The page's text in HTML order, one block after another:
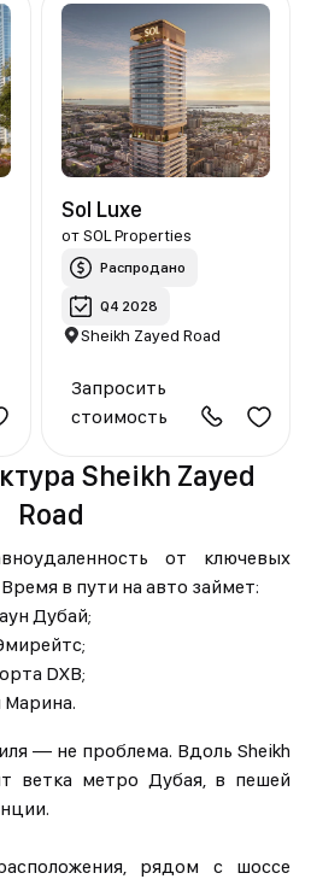
Sol Luxe
от SOL Properties
Распродано
Q4 2028
Sheikh Zayed Road
Запросить
стоимость
Sheikh Zayed
Road
от ключевых
в пути на авто займет:
Дубай;
DXB;
Марина.
— не проблема. Вдоль Sheikh
ветка метро Дубая, в пешей
рядом с шоссе